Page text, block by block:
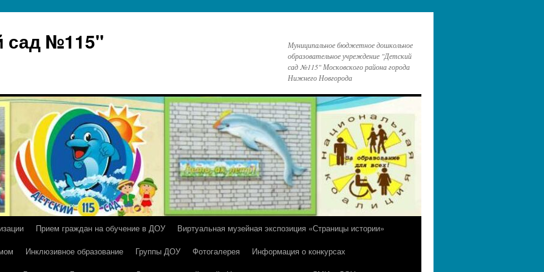
сад №115"
Муниципальное бюджетное дошкольное
образовательное учреждение "Детский
сад №115" Московского района города
Нижнего Новгорода
Прием граждан на обучение в ДОУ
Виртуальная музейная экспозиция «Страницы истории»
Инклюзивное образование Группы ДОУ Фотогалерея
Информация о конкурсах